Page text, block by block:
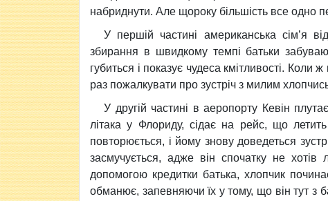
набриднути. Але щороку більшість все одно
У першій частині американська сім’я
збирання в швидкому темпі батьки
губиться і показує чудеса кмітливості.
раз пожалкувати про зустріч з милим
У другій частині в аеропорту Кевін
літака у Флориду, сідає на рейс, що
повторюється, і йому знову доведеться
засмучується, адже він спочатку не
допомогою кредитки батька, хлопчик
обманює, запевняючи їх у тому, що він тут